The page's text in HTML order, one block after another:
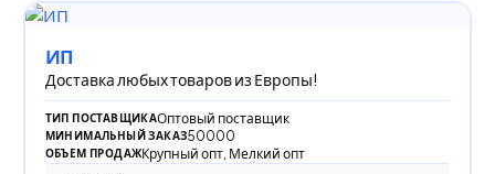
ИП
Доставка любых товаров из Европы!
ТИП ПОСТАВЩИКАОптовый поставщик
МИНИМАЛЬНЫЙ ЗАКАЗ50000
ОБЪЕМ ПРОДАЖКрупный опт, Мелкий опт